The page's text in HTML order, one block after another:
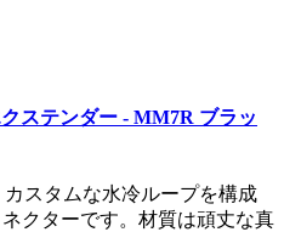
ステンダー - MM7R ブラッ
スタムな水冷ループを構成
クターです。材質は頑丈な真